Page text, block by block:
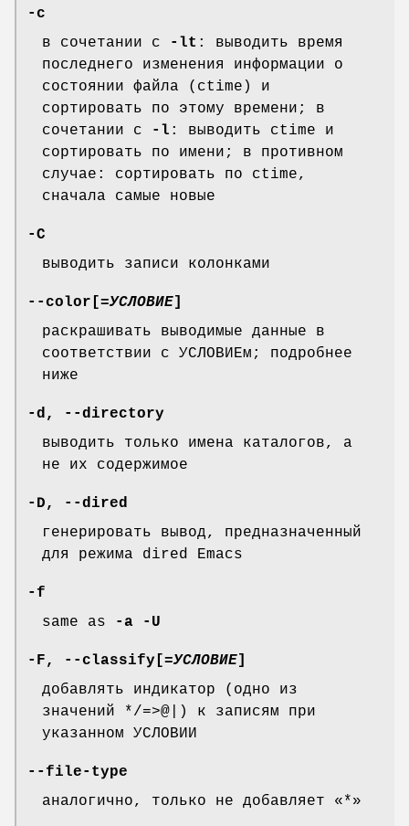
-c
в сочетании с
-lt : выводить время
последнего изменения информации о
состоянии файла (ctime) и
сортировать по этому времени; в
сочетании с
-l : выводить ctime и
сортировать по имени; в противном
случае: сортировать по ctime,
сначала самые новые
-C
выводить записи колонками
--color [=УСЛОВИЕ]
раскрашивать выводимые данные в
соответствии с УСЛОВИЕм; подробнее
ниже
-d ,
--directory
выводить только имена каталогов, а
не их содержимое
-D ,
--dired
генерировать вывод, предназначенный
для режима dired Emacs
-f
same as
-a -U
-F , --classify [=УСЛОВИЕ]
добавлять индикатор (одно из
значений */=>@|) к записям при
указанном УСЛОВИИ
--file-type
аналогично, только не добавляет «*»